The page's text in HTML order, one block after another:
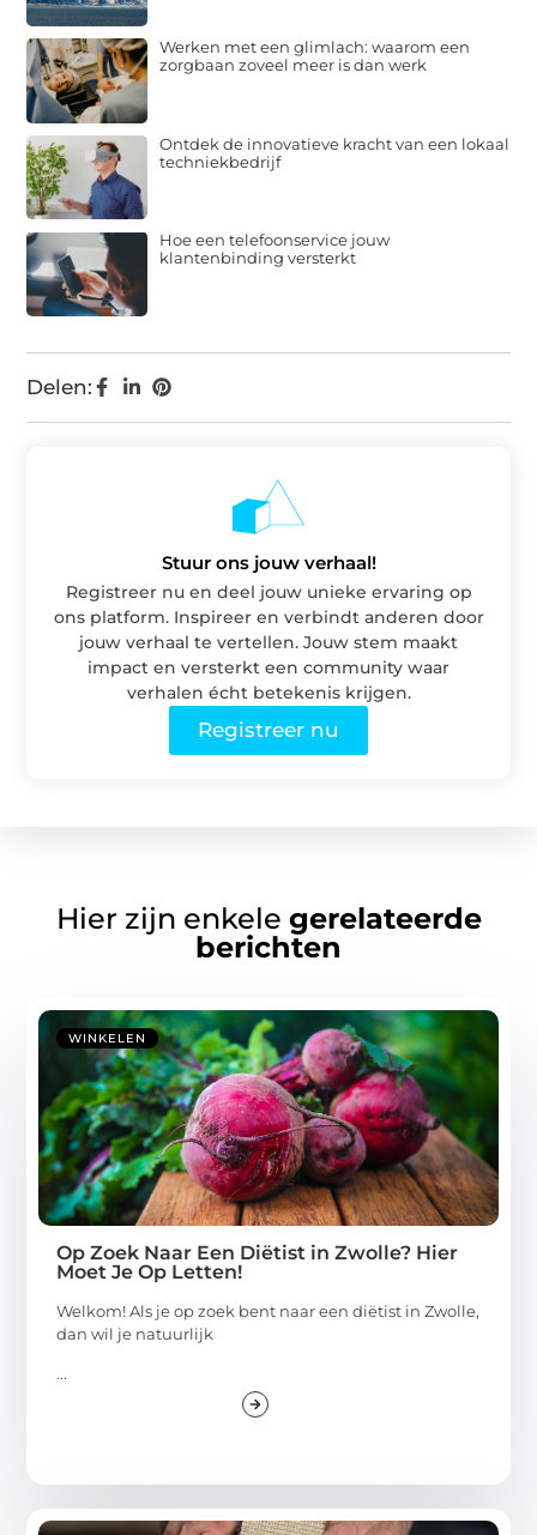
Delen:
Werken met een glimlach: waarom een
zorgbaan zoveel meer is dan werk
Ontdek de innovatieve kracht van een lokaal
techniekbedrijf
Hoe een telefoonservice jouw
klantenbinding versterkt
Stuur ons jouw verhaal!
Registreer nu en deel jouw unieke ervaring op
ons platform. Inspireer en verbindt anderen door
jouw verhaal te vertellen. Jouw stem maakt
impact en versterkt een community waar
verhalen écht betekenis krijgen.
Registreer nu
Hier zijn enkele gerelateerde
berichten
WINKELEN
Op Zoek Naar Een Diëtist in Zwolle? Hier
Moet Je Op Letten!
Welkom! Als je op zoek bent naar een diëtist in Zwolle,
dan wil je natuurlijk
...